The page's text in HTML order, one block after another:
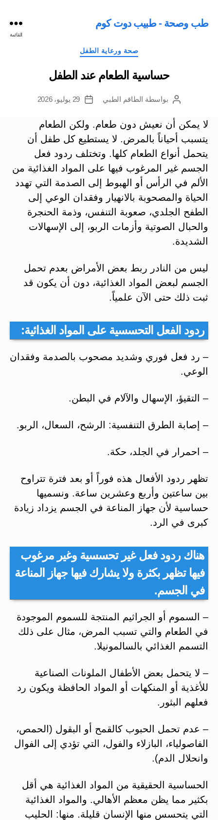
طب وصحة - طبيب دوت كوم
القائمة
التصنيفات
صحة ورعاية الطفل
حساسية الطعام عند الطفل
كاتببواسطة الطاقم الطبي
تاريخ
29 يوليو، 2026
لا يمكن أن نعيش دون طعام. ولكن الطعام
يتسبب أحياناً بالمرض. لا يستطيع كل طفل أن
يتحمل أنواع الطعام كلها. وتختلف ردود فعل
الجسم غير المرغوب فيها على المواد الغذائية من
الألم في الرأس أو الهبوط إلى الصدمة التي تهدد
الحياة والمصحوبة بالانهيار وفقدان الوعي إلى
الطفح الجلدي، صعوبة التنفس، وذمة الحنجرة
والحبال الصوتية وأزمات الربو، إلى الإسهالات
الشديدة.
ليس من النادر ربط بعض الأمراض بعدم تحمل
الجسم لبعض المواد الغذائية، دون أن يكون قد
ثبت ذلك حتى الآن علمياً.
ردود الفعل التحسسية على المواد الغذائية:
– رد فعل فوري وشديد مصحوب بالصدمة وفقدان
الوعي.
– التقيؤ، الإسهال والآلام في البطن.
– إصابة الطرق التنفسية: الرشح، السعال، الربو.
– احمرار في الجلد، حكة.
تظهر ردود الأفعال هذه فوراً أو بعد فترة تتراوح
بين ساعتين وأربع وعشرين ساعة. ونسميها
حساسية لأن جهاز المناعة في الجسم يزداد زيادة
كبرى في الرد.
هناك ردود فعل غير تحسسية وغير مرغوب
فيها تظهر بكثرة ولا يشارك فيها جهاز المناعة
في الجسم.
– السموم أو الجراثيم المنتجة للسموم الموجودة
في الطعام والتي تسبب المرض، مثال على ذلك
التسمم الغذائي بالسالمونيلا.
– لا يتحمل بعض الأطفال الملونات الصناعية
للأغذية أو المنكهات أو المواد الحافظة ويكون رد
فعلهم البثور.
– عدم تحمل الحبوب كالقمح أو البقول (الحمص،
الفاصولياء، البازلاء والفول، التي تؤدي إلى الفوال
وانحلال الدم).
الحساسية الحقيقية من المواد الغذائية هي أقل
بكثير مما يظن معظم الأهالي. والمواد الغذائية
التي يتحسس منها الإنسان قليلة. منها: الحليب